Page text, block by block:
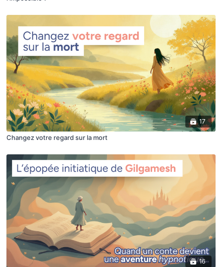
17
Changez votre regard sur la mort
16